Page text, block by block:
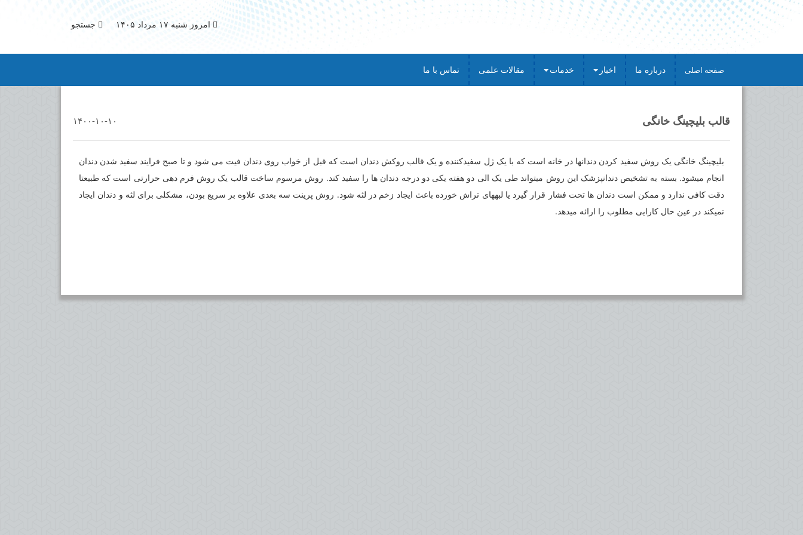
امروز شنبه ۱۷ مرداد ۱۴۰۵ جستجو
صفحه اصلی درباره ما اخبار خدمات مقالات علمی تماس با ما
قالب بلیچینگ خانگی ۱۴۰۰-۱۰-۱۰
بلیچینگ خانگی یک روش سفید کردن دندان­ها در خانه است که با یک ژل سفیدکننده و یک قالب روکش دندان است که قبل از خواب روی دندان فیت می شود و تا صبح فرایند سفید شدن دندان
انجام می­شود. بسته به تشخیص دندانپزشک این روش میتواند طی یک الی دو هفته یکی دو درجه دندان ها را سفید کند. روش مرسوم ساخت قالب یک روش فرم دهی حرارتی است که طبیعتا
دقت کافی ندارد و ممکن است دندان ها تحت فشار قرار گیرد یا لبه­های تراش خورده باعث ایجاد زخم در لثه شود. روش پرینت سه بعدی علاوه بر سریع بودن، مشکلی برای لثه و دندان ایجاد
نمی­کند در عین حال کارایی مطلوب را ارائه می­دهد.